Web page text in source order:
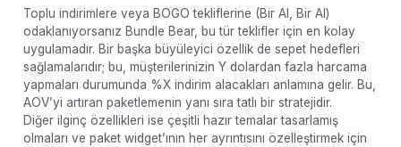
Toplu indirimlere veya BOGO tekliflerine (Bir Al, Bir Al)
odaklanıyorsanız Bundle Bear, bu tür teklifler için en kolay
uygulamadır. Bir başka büyüleyici özellik de sepet hedefleri
sağlamalarıdır; bu, müşterilerinizin Y dolardan fazla harcama
yapmaları durumunda %X indirim alacakları anlamına gelir. Bu,
AOV’yi artıran paketlemenin yanı sıra tatlı bir stratejidir.
Diğer ilginç özellikleri ise çeşitli hazır temalar tasarlamış
olmaları ve paket widget’ının her ayrıntısını özelleştirmek için